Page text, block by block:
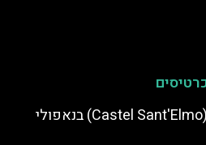
טירת קסטל סנט אלמו (Castel Sant'Elmo) בנאפולי